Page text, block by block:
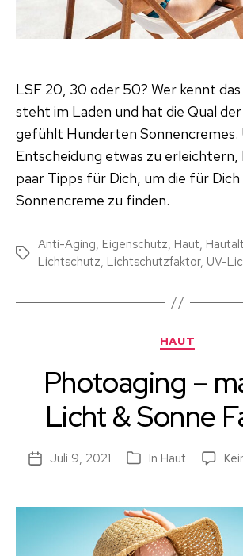
LSF 20, 30 oder 50? Wer kennt
steht im Laden und hat die Qual der
gefühlt Hunderten Sonnencremes.
Entscheidung etwas zu erleichtern,
paar Tipps für Dich, um die für
Sonnencreme zu finden.
Schlagwörter
Anti-Aging, Eigenschutz, Haut,
Lichtschutz, Lichtschutzfaktor, UV-
Kategorien
HAUT
Photoaging –
Licht & Sonne
Beitragsdatum
Juli 9, 2021 Kategorien
In Haut